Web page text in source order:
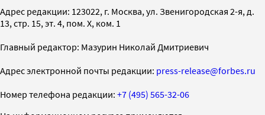
Адрес редакции: 123022, г. Москва, ул. Звенигородская 2-я, д.
13, стр. 15, эт. 4, пом. X, ком. 1
Главный редактор: Мазурин Николай Дмитриевич
Адрес электронной почты редакции: press-release@forbes.ru
Номер телефона редакции: +7 (495) 565-32-06